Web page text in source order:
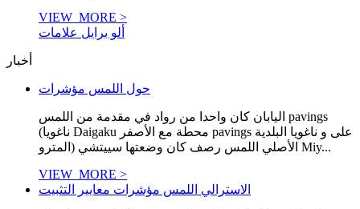
VIEW_MORE >
ألو برايل علامات
أخبار
حول اللمس مؤشرات
اليابان كان واحدا من رواد في مقدمة من اللمس pavings
(ناغويا Daigaku محطة مع الأصفر pavings على و ناغويا البلدية
المترو) الأصلي اللمس رصف كان وضعتها سييتشي Miy...
VIEW_MORE >
الاسترالي اللمس مؤشرات معايير التثبيت